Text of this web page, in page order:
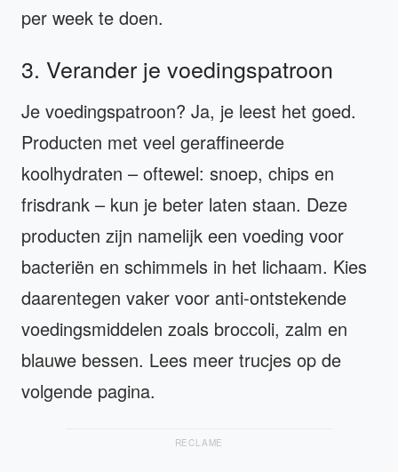
per week te doen.
3. Verander je voedingspatroon
Je voedingspatroon? Ja, je leest het goed.
Producten met veel geraffineerde
koolhydraten – oftewel: snoep, chips en
frisdrank – kun je beter laten staan. Deze
producten zijn namelijk een voeding voor
bacteriën en schimmels in het lichaam. Kies
daarentegen vaker voor anti-ontstekende
voedingsmiddelen zoals broccoli, zalm en
blauwe bessen. Lees meer trucjes op de
volgende pagina.
RECLAME